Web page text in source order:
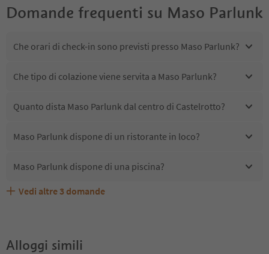
Domande frequenti su Maso Parlunk
Che orari di check-in sono previsti presso Maso Parlunk?
Che tipo di colazione viene servita a Maso Parlunk?
Quanto dista Maso Parlunk dal centro di Castelrotto?
Maso Parlunk dispone di un ristorante in loco?
Maso Parlunk dispone di una piscina?
Maso Parlunk accetta animali domestici?
Quali servizi/attività sono disponibili presso Maso
Gli ospiti di Maso Parlunk ricevono l'Alto Adige Guest
Vedi altre 3 domande
Alloggi simili